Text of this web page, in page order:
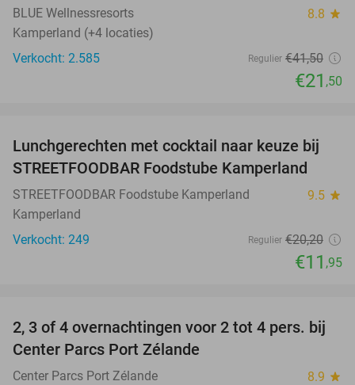
BLUE Wellnessresorts 8.8 star
Kamperland (+4 locaties)
Verkocht: 2.585
Regulier €41,50
€21 ,50
41%
Lunchgerechten met cocktail naar keuze bij
STREETFOODBAR Foodstube Kamperland
STREETFOODBAR Foodstube Kamperland 9.5 star
Kamperland
Verkocht: 249
Regulier €20,20
€11 ,95
17%
2, 3 of 4 overnachtingen voor 2 tot 4 pers. bij
Center Parcs Port Zélande
Center Parcs Port Zélande 8.9 star